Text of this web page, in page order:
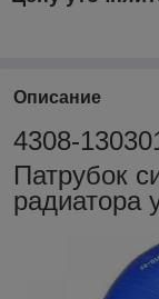
Описание
4308-
Патрубок
радиатора